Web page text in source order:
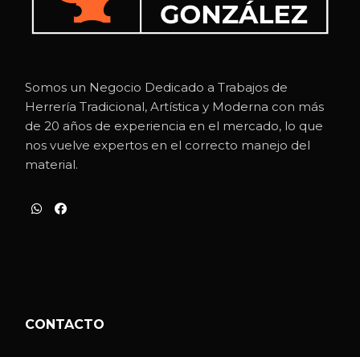
Somos un Negocio Dedicado a Trabajos de
Herrería Tradicional, Artística y Moderna con más
de 20 años de experiencia en el mercado, lo que
nos vuelve expertos en el correcto manejo del
material.
CONTACTO